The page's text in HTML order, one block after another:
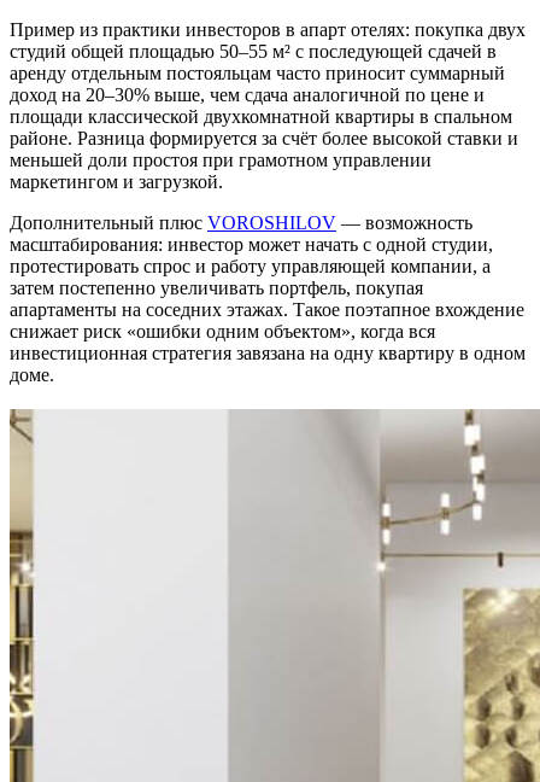
Пример из практики инвесторов в апарт отелях: покупка двух
студий общей площадью 50–55 м² с последующей сдачей в
аренду отдельным постояльцам часто приносит суммарный
доход на 20–30% выше, чем сдача аналогичной по цене и
площади классической двухкомнатной квартиры в спальном
районе. Разница формируется за счёт более высокой ставки и
меньшей доли простоя при грамотном управлении
маркетингом и загрузкой.
Дополнительный плюс VOROSHILOV — возможность
масштабирования: инвестор может начать с одной студии,
протестировать спрос и работу управляющей компании, а
затем постепенно увеличивать портфель, покупая
апартаменты на соседних этажах. Такое поэтапное вхождение
снижает риск «ошибки одним объектом», когда вся
инвестиционная стратегия завязана на одну квартиру в одном
доме.